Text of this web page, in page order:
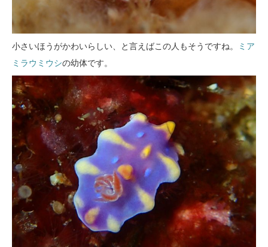
小さいほうがかわいらしい、と言えばこの人もそうですね。
ミア
ミラウミウシの幼体です。